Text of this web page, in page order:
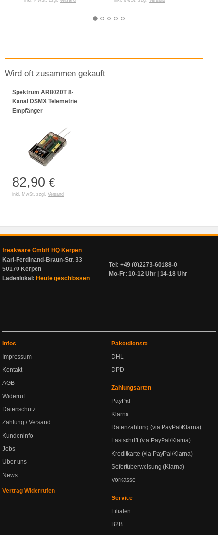
Wird oft zusammen gekauft
Spektrum AR8020T 8-
Kanal DSMX Telemetrie
Empfänger
82,90 €
inkl. MwSt. zzgl. Versand
freakware GmbH HQ Kerpen
Karl-Ferdinand-Braun-Str. 33
50170 Kerpen
Ladenlokal: Heute geschlossen
Tel: +49 (0)2273-60188-0
Mo-Fr: 10-12 Uhr | 14-18 Uhr
Infos
Impressum
Kontakt
AGB
Widerruf
Datenschutz
Zahlung / Versand
Kundeninfo
Jobs
Über uns
News
Vertrag Widerrufen
Paketdienste
DHL
DPD
Zahlungsarten
PayPal
Klarna
Ratenzahlung (via PayPal/Klarna)
Lastschrift (via PayPal/Klarna)
Kreditkarte (via PayPal/Klarna)
Sofortüberweisung (Klarna)
Vorkasse
Service
Filialen
B2B